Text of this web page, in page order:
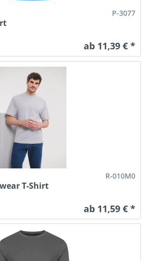
P-3077
ab 11,39 € *
R-010M0
T-Shirt
ab 11,59 € *